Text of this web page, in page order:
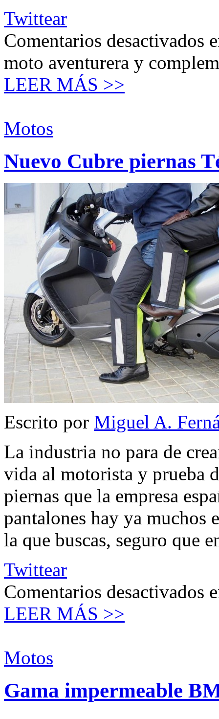
Twittear
Comentarios desactivados
moto aventurera y
LEER MÁS >>
Motos
Nuevo Cubre piernas
Escrito por Miguel A.
La industria no para de
vida al motorista y prueba
piernas que la empresa
pantalones hay ya muchos
la que buscas, seguro que
Twittear
Comentarios desactivados
LEER MÁS >>
Motos
Gama impermeable